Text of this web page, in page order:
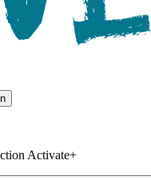
Activate+